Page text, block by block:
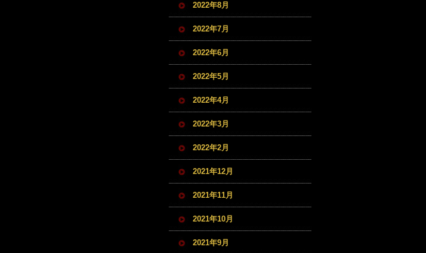
2022年8月
2022年7月
2022年6月
2022年5月
2022年4月
2022年3月
2022年2月
2021年12月
2021年11月
2021年10月
2021年9月